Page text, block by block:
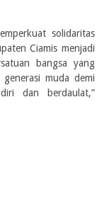
solidaritas
Ciamis menjadi
bangsa yang
muda demi
dan berdaulat,”